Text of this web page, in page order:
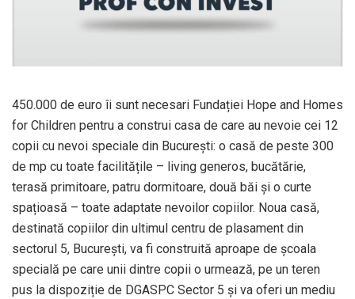
450.000 de euro îi sunt necesari Fundației Hope and Homes
for Children pentru a construi casa de care au nevoie cei 12
copii cu nevoi speciale din București: o casă de peste 300
de mp cu toate facilitățile – living generos, bucătărie,
terasă primitoare, patru dormitoare, două băi și o curte
spațioasă – toate adaptate nevoilor copiilor. Noua casă,
destinată copiilor din ultimul centru de plasament din
sectorul 5, București, va fi construită aproape de școala
specială pe care unii dintre copii o urmează, pe un teren
pus la dispoziție de DGASPC Sector 5 și va oferi un mediu